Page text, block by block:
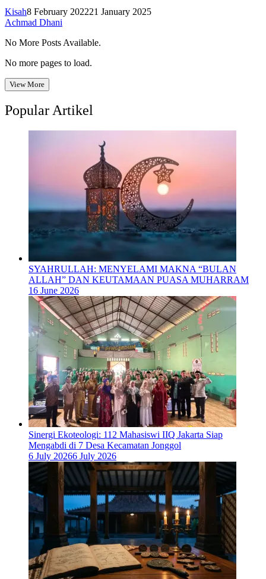
Kisah8 February 202221 January 2025
Achmad Dhani
No More Posts Available.
No more pages to load.
View More
Popular Artikel
SYAHRULLAH: MENYELAMI MAKNA “BULAN
ALLAH” DAN KEUTAMAAN PUASA MUHARRAM
16 June 2026
‎Sinergi Ekoteologi: 112 Mahasiswi IIQ Jakarta Siap
Mengabdi di 7 Desa Kecamatan Jonggol
6 July 20266 July 2026